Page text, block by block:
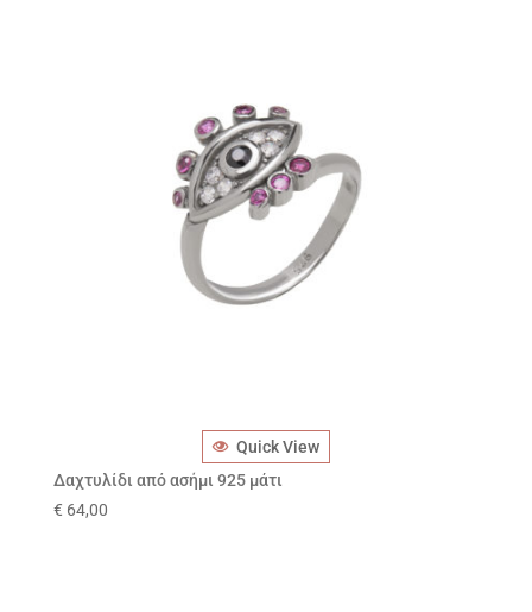
Quick View
Δαχτυλίδι από ασήμι 925 μάτι
€ 64,00